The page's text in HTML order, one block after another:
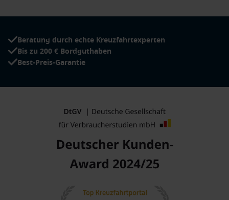
die exquisite Glaskunst und lernen Sie mehr über die
Erkundung desKenroku-en Gartens: Einer der
bekanntesten Gärten Japans, der über Jahrhunderte
hinweg perfekt gepflegt wurde, um eine harmonische
erstklassigen Restaurants der Stadt.
Toyama Wissenschaftsmuseums
interaktives Museum, das sich mit der regionalen Flora
und Fauna sowie den Wundern der Natur beschäftigt.
Entspannen Sie amToyama Hafen: Genießen Sie den Blick
Berge, während Sie an der Promenade spazieren gehen.
Beratung durch echte Kreuzfahrtexperten
Bis zu 200 € Bordguthaben
Best-Preis-Garantie